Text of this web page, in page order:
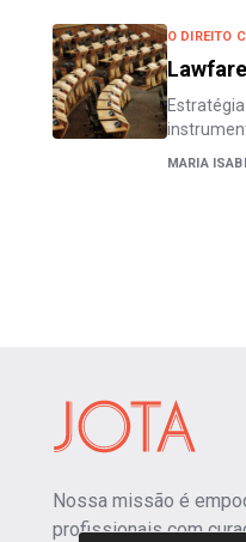
O DIREITO
MARIA
Nossa missão é
profissionais com